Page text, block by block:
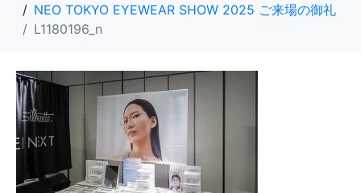
NEO TOKYO EYEWEAR SHOW 2025 ご来場の御礼
L1180196_n